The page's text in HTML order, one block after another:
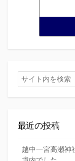
検
索
最近の投稿
越中一宮高瀬神